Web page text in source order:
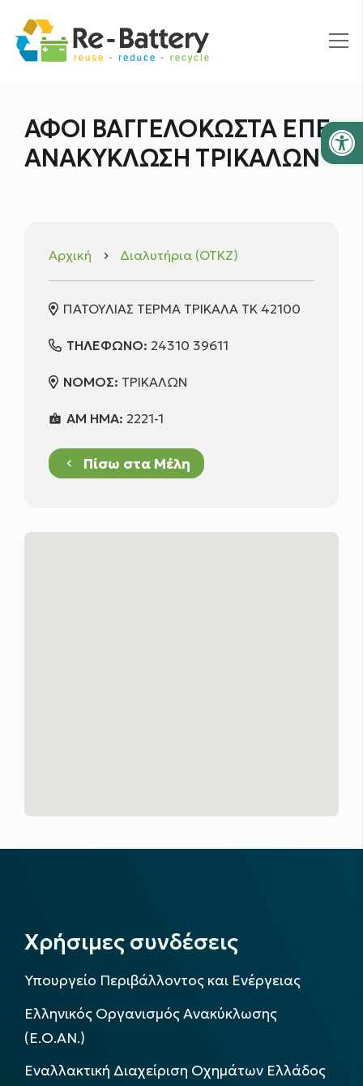
ΑΦΟΙ ΒΑΓΓΕΛΟΚΩΣΤΑ ΕΠΕ
ΑΝΑΚΥΚΛΩΣΗ ΤΡΙΚΑΛΩΝ
Αρχική keyboard_arrow_right Διαλυτήρια (ΟΤΚΖ)
ΠΑΤΟΥΛΙΑΣ ΤΕΡΜΑ ΤΡΙΚΑΛΑ ΤΚ 42100
ΤΗΛΕΦΩΝΟ: 24310 39611
ΝΟΜΟΣ: ΤΡΙΚΑΛΩΝ
badge ΑΜ ΗΜΑ: 2221-1
keyboard_arrow_left Πίσω στα Μέλη
Χρήσιμες συνδέσεις
Υπουργείο Περιβάλλοντος και Ενέργειας
Ελληνικός Οργανισμός Ανακύκλωσης
(Ε.Ο.ΑΝ.)
Εναλλακτική Διαχείριση Οχημάτων Ελλάδος